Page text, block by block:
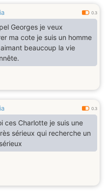
0.3
Georges je veux
ma cote je suis un homme
beaucoup la vie
0.3
ces Charlotte je suis une
sérieux qui recherche un